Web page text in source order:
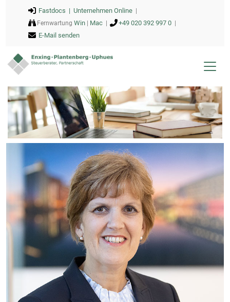
Fastdocs | Unternehmen Online|
Fernwartung Win| Mac| +49 020 392 997 0|
E-Mail senden